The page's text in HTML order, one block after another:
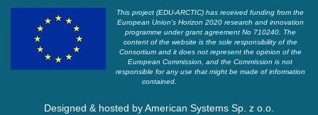
This project (EDU-ARCTIC) has received funding from the
European Union’s Horizon 2020 research and innovation
programme under grant agreement No 710240. The
content of the website is the sole responsibility of the
Consortium and it does not represent the opinion of the
European Commission, and the Commission is not
responsible for any use that might be made of information
contained.
Designed & hosted byAmerican Systems Sp. z o.o.